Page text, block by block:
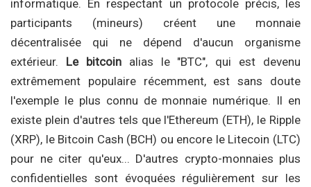
informatique. En respectant un protocole précis, les
participants (mineurs) créent une monnaie
décentralisée qui ne dépend d'aucun organisme
extérieur. Le bitcoinalias le "BTC", qui est devenu
extrêmement populaire récemment, est sans doute
l'exemple le plus connu de monnaie numérique. Il en
existe plein d'autres tels que l'Ethereum (ETH), le Ripple
(XRP), le Bitcoin Cash (BCH) ou encore le Litecoin (LTC)
pour ne citer qu'eux... D'autres crypto-monnaies plus
confidentielles sont évoquées régulièrement sur les